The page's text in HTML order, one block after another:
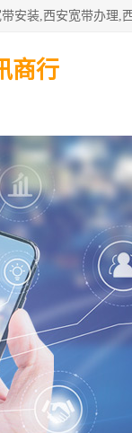
商行